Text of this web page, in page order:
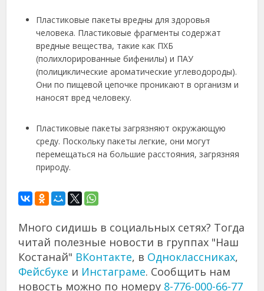
Пластиковые пакеты вредны для здоровья
человека. Пластиковые фрагменты содержат
вредные вещества, такие как ПХБ
(полихлорированные бифенилы) и ПАУ
(полициклические ароматические углеводороды).
Они по пищевой цепочке проникают в организм и
наносят вред человеку.
Пластиковые пакеты загрязняют окружающую
среду. Поскольку пакеты легкие, они могут
перемещаться на большие расстояния, загрязняя
природу.
Много сидишь в социальных сетях? Тогда
читай полезные новости в группах "Наш
Костанай" ВКонтакте, в Одноклассниках,
Фейсбуке и Инстаграме. Сообщить нам
новость можно по номеру 8-776-000-66-77